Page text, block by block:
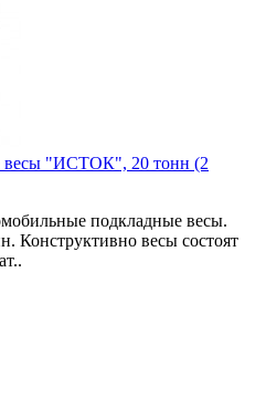
весы "ИСТОК", 20 тонн (2
подкладные весы.
Конструктивно весы состоят